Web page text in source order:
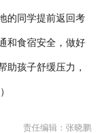
的同学提前返回考
和食宿安全，做好
助孩子舒缓压力，
责任编辑：张晓鹏